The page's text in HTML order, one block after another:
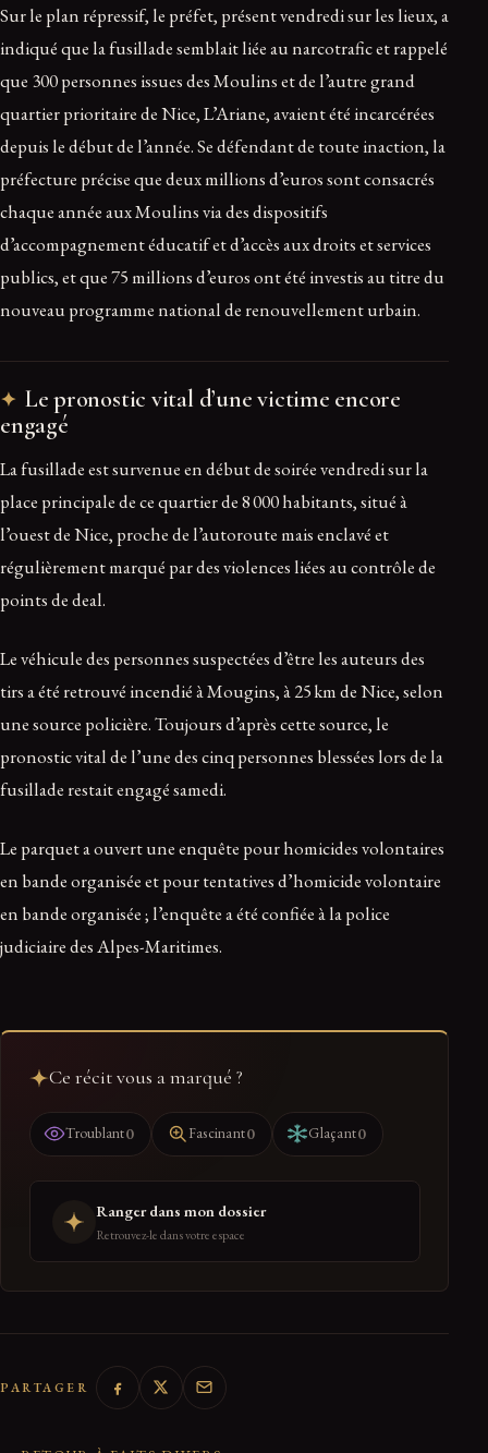
Sur le plan répressif, le préfet, présent vendredi sur les lieux, a
indiqué que la fusillade semblait liée au narcotrafic et rappelé
que 300 personnes issues des Moulins et de l’autre grand
quartier prioritaire de Nice, L’Ariane, avaient été incarcérées
depuis le début de l’année. Se défendant de toute inaction, la
préfecture précise que deux millions d’euros sont consacrés
chaque année aux Moulins via des dispositifs
d’accompagnement éducatif et d’accès aux droits et services
publics, et que 75 millions d’euros ont été investis au titre du
nouveau programme national de renouvellement urbain.
Le pronostic vital d’une victime encore
engagé
La fusillade est survenue en début de soirée vendredi sur la
place principale de ce quartier de 8 000 habitants, situé à
l’ouest de Nice, proche de l’autoroute mais enclavé et
régulièrement marqué par des violences liées au contrôle de
points de deal.
Le véhicule des personnes suspectées d’être les auteurs des
tirs a été retrouvé incendié à Mougins, à 25 km de Nice, selon
une source policière. Toujours d’après cette source, le
pronostic vital de l’une des cinq personnes blessées lors de la
fusillade restait engagé samedi.
Le parquet a ouvert une enquête pour homicides volontaires
en bande organisée et pour tentatives d’homicide volontaire
en bande organisée ; l’enquête a été confiée à la police
judiciaire des Alpes-Maritimes.
Ce récit vous a marqué ?
Troublant0 Fascinant0 Glaçant0
Ranger dans mon dossier
Retrouvez-le dans votre espace
PARTAGER